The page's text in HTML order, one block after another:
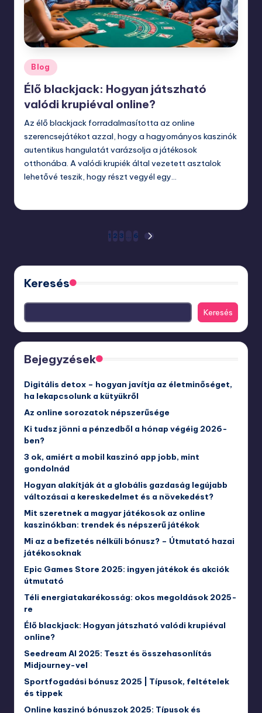
Posted
in
Blog
Élő blackjack: Hogyan játszható
valódi krupiéval online?
Az élő blackjack forradalmasította az online
szerencsejátékot azzal, hogy a hagyományos kaszinók
autentikus hangulatát varázsolja a játékosok
otthonába. A valódi krupiék által vezetett asztalok
lehetővé teszik, hogy részt vegyél egy…
Bejegyzések
lapozása
1 2 3 … 6
NEXT
Keresés
Keresés
Bejegyzések
Digitális detox – hogyan javítja az életminőséget,
ha lekapcsolunk a kütyükről
Az online sorozatok népszerűsége
Ki tudsz jönni a pénzedből a hónap végéig 2026-
ben?
3 ok, amiért a mobil kaszinó app jobb, mint
gondolnád
Hogyan alakítják át a globális gazdaság legújabb
változásai a kereskedelmet és a növekedést?
Mit szeretnek a magyar játékosok az online
kaszinókban: trendek és népszerű játékok
Mi az a befizetés nélküli bónusz? – Útmutató hazai
játékosoknak
Epic Games Store 2025: ingyen játékok és akciók
útmutató
Téli energiatakarékosság: okos megoldások 2025-
re
Élő blackjack: Hogyan játszható valódi krupiéval
online?
Seedream AI 2025: Teszt és összehasonlítás
Midjourney-vel
Sportfogadási bónusz 2025 | Típusok, feltételek
és tippek
Online kaszinó bónuszok 2025: Típusok és